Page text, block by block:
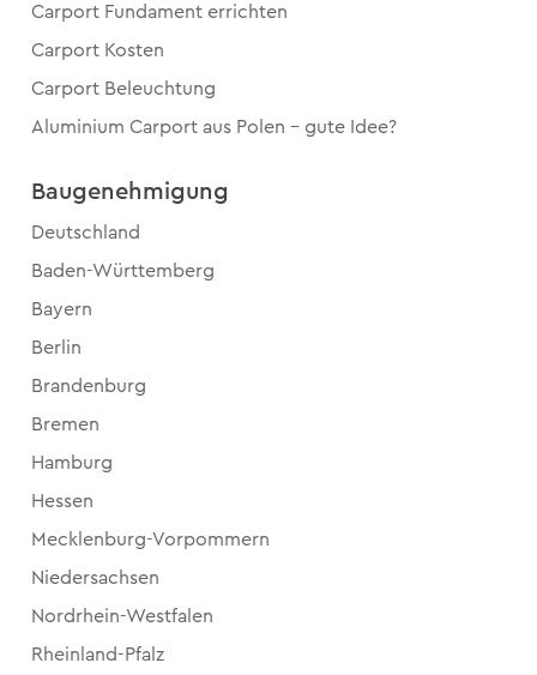
Carport Fundament errichten
Carport Kosten
Carport Beleuchtung
Aluminium Carport aus Polen – gute Idee?
Baugenehmigung
Deutschland
Baden-Württemberg
Bayern
Berlin
Brandenburg
Bremen
Hamburg
Hessen
Mecklenburg-Vorpommern
Niedersachsen
Nordrhein-Westfalen
Rheinland-Pfalz